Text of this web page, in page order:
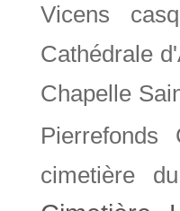
Vicens
Cathédrale
Chapelle
Pierrefonds
cimetière